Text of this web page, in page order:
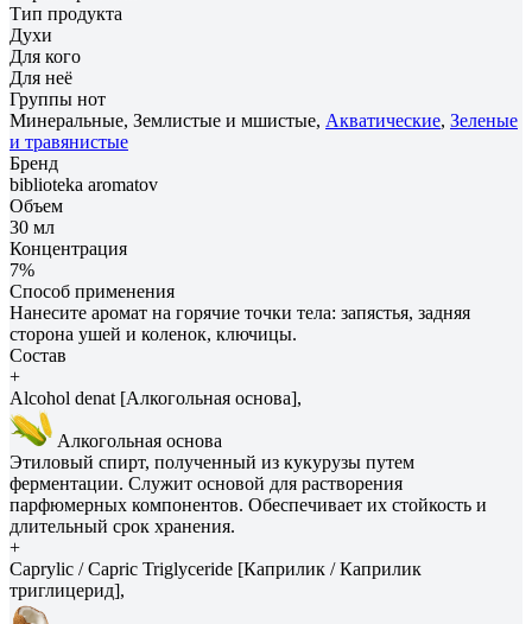
Тип продукта
Духи
Для кого
Для неё
Группы нот
Минеральные, Землистые и мшистые, Акватические, Зеленые
и травянистые
Бренд
biblioteka aromatov
Объем
30 мл
Концентрация
7%
Способ применения
Нанесите аромат на горячие точки тела: запястья, задняя
сторона ушей и коленок, ключицы.
Состав
+
Alcohol denat [Алкогольная основа],
Алкогольная основа
Этиловый спирт, полученный из кукурузы путем
ферментации. Служит основой для растворения
парфюмерных компонентов. Обеспечивает их стойкость и
длительный срок хранения.
+
Caprylic / Capric Triglyceride [Каприлик / Каприлик
триглицерид],